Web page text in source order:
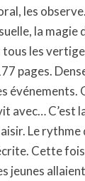
les
la magie
les
pages.
événements.
avec… C’est
Le rythme
Cette fois
jeunes